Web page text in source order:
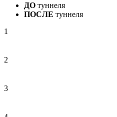
ДО туннеля
ПОСЛЕ туннеля
1
2
3